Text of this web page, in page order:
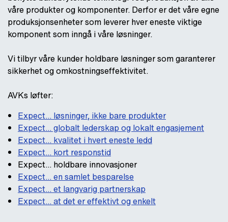
våre produkter og komponenter. Derfor er det våre egne
produksjonsenheter som leverer hver eneste viktige
komponent som inngå i våre løsninger.
Vi tilbyr våre kunder holdbare løsninger som garanterer
sikkerhet og omkostningseffektivitet.
AVKs løfter:
Expect... løsninger, ikke bare produkter
Expect... globalt lederskap og lokalt engasjement
Expect... kvalitet i hvert eneste ledd
Expect... kort responstid
Expect... holdbare innovasjoner
Expect... en samlet besparelse
Expect... et langvarig partnerskap
Expect... at det er effektivt og enkelt